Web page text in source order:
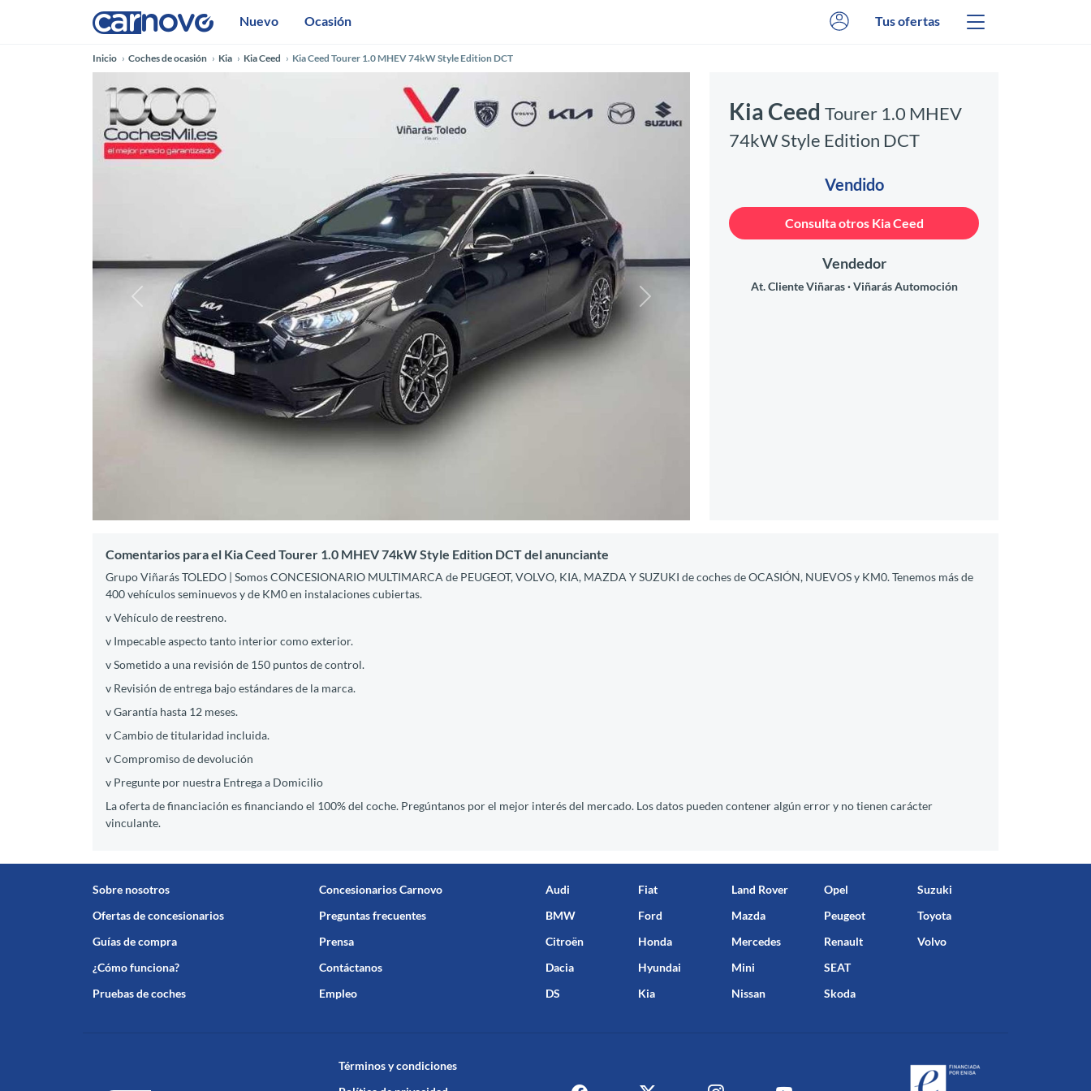
Nuevo Ocasión Tus ofertas
Inicio Coches de ocasión Kia Kia Ceed Kia Ceed Tourer 1.0 MHEV 74kW Style Edition DCT
Anterior Siguiente
Kia Ceed Tourer 1.0 MHEV
74kW Style Edition DCT
Vendido
Consulta otros Kia Ceed
Vendedor
At. Cliente Viñaras Viñarás Automoción
Comentarios para el Kia Ceed Tourer 1.0 MHEV 74kW Style Edition DCT del anunciante
Grupo Viñarás TOLEDO | Somos CONCESIONARIO MULTIMARCA de PEUGEOT, VOLVO, KIA, MAZDA Y SUZUKI de coches de OCASIÓN, NUEVOS y KM0. Tenemos más de
400 vehículos seminuevos y de KM0 en instalaciones cubiertas.
v Vehículo de reestreno.
v Impecable aspecto tanto interior como exterior.
v Sometido a una revisión de 150 puntos de control.
v Revisión de entrega bajo estándares de la marca.
v Garantía hasta 12 meses.
v Cambio de titularidad incluida.
v Compromiso de devolución
v Pregunte por nuestra Entrega a Domicilio
La oferta de financiación es financiando el 100% del coche. Pregúntanos por el mejor interés del mercado. Los datos pueden contener algún error y no tienen carácter
vinculante.
Sobre nosotros
Ofertas de concesionarios
Guías de compra
¿Cómo funciona?
Pruebas de coches
Concesionarios Carnovo
Preguntas frecuentes
Prensa
Contáctanos
Empleo
Audi
BMW
Citroën
Dacia
DS
Fiat
Ford
Honda
Hyundai
Kia
Land Rover
Mazda
Mercedes
Mini
Nissan
Opel
Peugeot
Renault
SEAT
Skoda
Suzuki
Toyota
Volvo
Términos y condiciones